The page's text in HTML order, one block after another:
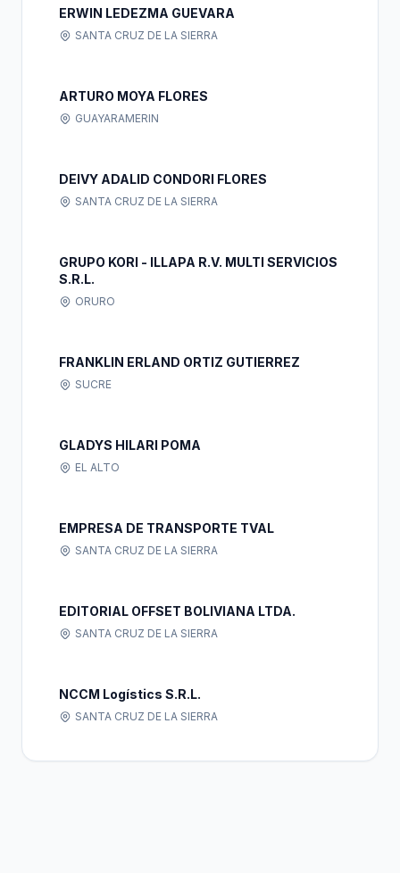
ERWIN LEDEZMA GUEVARA
SANTA CRUZ DE LA SIERRA
ARTURO MOYA FLORES
GUAYARAMERIN
DEIVY ADALID CONDORI FLORES
SANTA CRUZ DE LA SIERRA
GRUPO KORI - ILLAPA R.V. MULTI SERVICIOS
S.R.L.
ORURO
FRANKLIN ERLAND ORTIZ GUTIERREZ
SUCRE
GLADYS HILARI POMA
EL ALTO
EMPRESA DE TRANSPORTE TVAL
SANTA CRUZ DE LA SIERRA
EDITORIAL OFFSET BOLIVIANA LTDA.
SANTA CRUZ DE LA SIERRA
NCCM Logístics S.R.L.
SANTA CRUZ DE LA SIERRA